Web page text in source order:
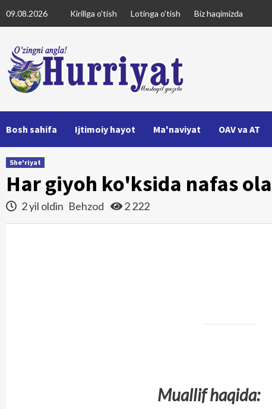
to
09.08.2026 Kirillga o'tish Lotinga o'tish Biz haqimizda
Bosh sahifa Ijtimoiy hayot Ma'naviyat OAV va AT
She'riyat
Har giyoh ko'ksida nafas
2 yil oldin Behzod 2 222
Muallif haqida: